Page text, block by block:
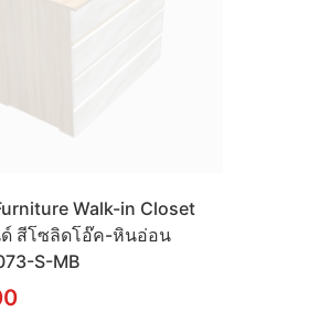
Walk-in Closet
สีโซลิดโอ๊ค-หินอ่อน
S-MB